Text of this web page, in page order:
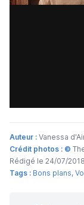
Auteur : Vanessa
Crédit photos : ©
Rédigé le 24/07/2018
Tags : Bons plans,